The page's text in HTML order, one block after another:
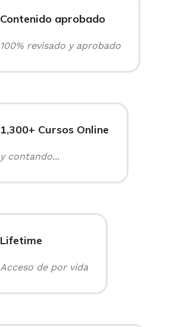
Contenido aprobado
100% revisado y aprobado
1,300+ Cursos Online
y contando...
Lifetime
Acceso de por vida